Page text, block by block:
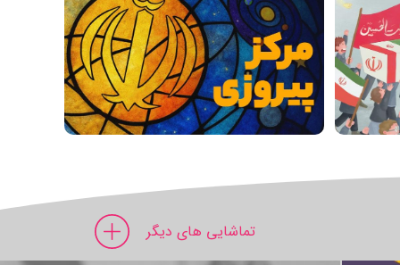
تماشایی های دیگر